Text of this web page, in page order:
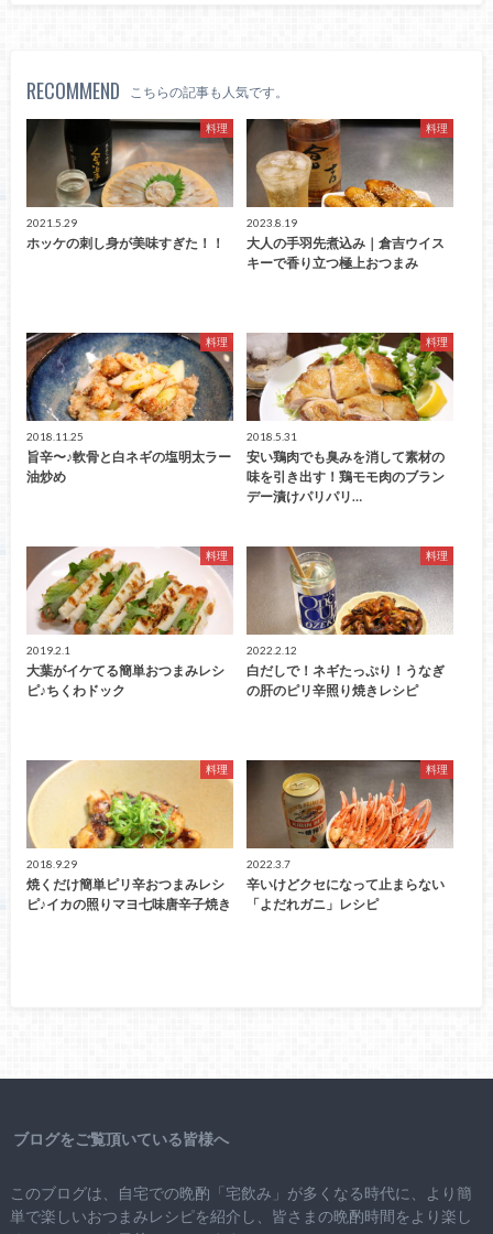
RECOMMEND こちらの記事も人気です。
料理
2021.5.29
ホッケの刺し身が美味すぎた！！
料理
2023.8.19
大人の手羽先煮込み｜倉吉ウイス
キーで香り立つ極上おつまみ
料理
2018.11.25
旨辛〜♪軟骨と白ネギの塩明太ラー
油炒め
料理
2018.5.31
安い鶏肉でも臭みを消して素材の
味を引き出す！鶏モモ肉のブラン
デー漬けパリパリ…
料理
2019.2.1
大葉がイケてる簡単おつまみレシ
ピ♪ちくわドック
料理
2022.2.12
白だしで！ネギたっぷり！うなぎ
の肝のピリ辛照り焼きレシピ
料理
2018.9.29
焼くだけ簡単ピリ辛おつまみレシ
ピ♪イカの照りマヨ七味唐辛子焼き
料理
2022.3.7
辛いけどクセになって止まらない
「よだれガニ」レシピ
ブログをご覧頂いている皆様へ
このブログは、自宅での晩酌「宅飲み」が多くなる時代に、より簡
単で楽しいおつまみレシピを紹介し、皆さまの晩酌時間をより楽し